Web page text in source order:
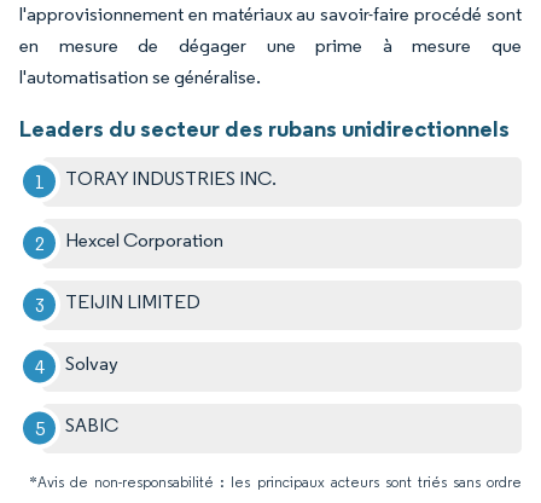
l'approvisionnement en matériaux au savoir-faire procédé sont
en mesure de dégager une prime à mesure que
l'automatisation se généralise.
Leaders du secteur des rubans unidirectionnels
TORAY INDUSTRIES INC.
Hexcel Corporation
TEIJIN LIMITED
Solvay
SABIC
*Avis de non-responsabilité : les principaux acteurs sont triés sans ordre